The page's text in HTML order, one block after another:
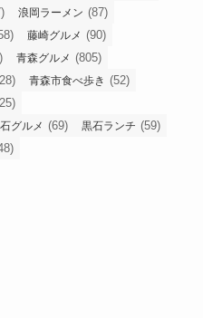
浪岡ラーメン (87)
藤崎グルメ (90)
青森グルメ (805)
青森市食べ歩き (52)
グルメ (69) 黒石ランチ (59)